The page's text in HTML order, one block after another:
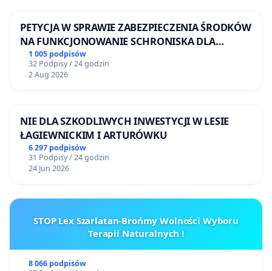
PETYCJA W SPRAWIE ZABEZPIECZENIA ŚRODKÓW
NA FUNKCJONOWANIE SCHRONISKA DLA
BEZDOMNYCH ZWIERZĄT W SKARYSZEWIE
1 005 podpisów
32 Podpisy / 24 godzin
2 Aug 2026
NIE DLA SZKODLIWYCH INWESTYCJI W LESIE
ŁAGIEWNICKIM I ARTURÓWKU
6 297 podpisów
31 Podpisy / 24 godzin
24 Jun 2026
STOP Lex Szarlatan-Brońmy Wolności Wyboru
Terapii Naturalnych !
8 066 podpisów